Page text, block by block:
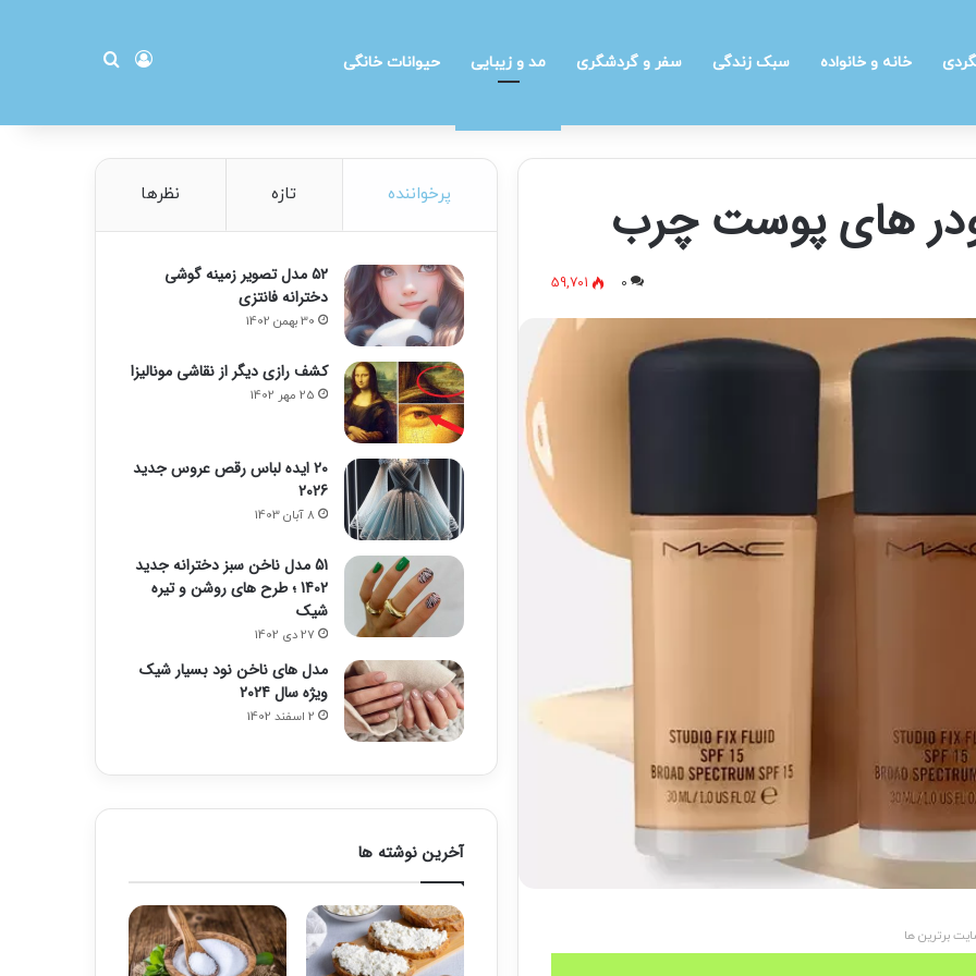
خانه و خانواده سبک زندگی سفر و گردشگری مد و زیبایی حیوانات خانگی ورود
های پوست چرب
0
59,701
برترین ها
پرخواننده تازه نظرها
۵۲ مدل تصویر زمینه گوشی
دخترانه فانتزی
30 بهمن 1402
کشف رازی دیگر از نقاشی مونالیزا
25 مهر 1402
20 ایده لباس رقص عروس جدید
2026
8 آبان 1403
51 مدل ناخن سبز دخترانه جدید
1402 ؛ طرح های روشن و تیره
شیک
27 دی 1402
مدل های ناخن نود بسیار شیک
ویژه سال 2024
2 اسفند 1402
آخرین نوشته ها